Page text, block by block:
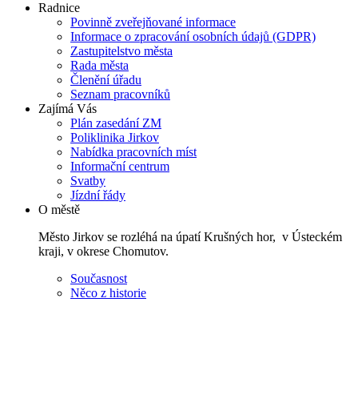
Radnice
Povinně zveřejňované informace
Informace o zpracování osobních údajů (GDPR)
Zastupitelstvo města
Rada města
Členění úřadu
Seznam pracovníků
Zajímá Vás
Plán zasedání ZM
Poliklinika Jirkov
Nabídka pracovních míst
Informační centrum
Svatby
Jízdní řády
O městě
Město Jirkov se rozléhá na úpatí Krušných hor, v Ústeckém
kraji, v okrese Chomutov.
Současnost
Něco z historie